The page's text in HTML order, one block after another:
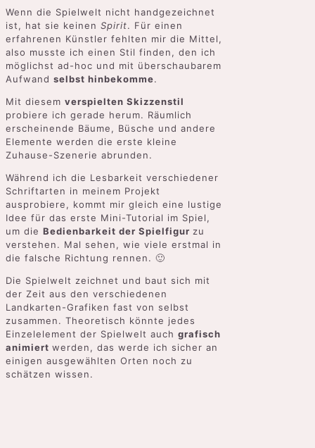
Wenn die Spielwelt nicht handgezeichnet
ist, hat sie keinen Spirit. Für einen
erfahrenen Künstler fehlten mir die Mittel,
also musste ich einen Stil finden, den ich
möglichst ad-hoc und mit überschaubarem
Aufwand selbst hinbekomme.
Mit diesem verspielten Skizzenstil
probiere ich gerade herum. Räumlich
erscheinende Bäume, Büsche und andere
Elemente werden die erste kleine
Zuhause-Szenerie abrunden.
Während ich die Lesbarkeit verschiedener
Schriftarten in meinem Projekt
ausprobiere, kommt mir gleich eine lustige
Idee für das erste Mini-Tutorial im Spiel,
um die Bedienbarkeit der Spielfigur zu
verstehen. Mal sehen, wie viele erstmal in
die falsche Richtung rennen. 🙂
Die Spielwelt zeichnet und baut sich mit
der Zeit aus den verschiedenen
Landkarten-Grafiken fast von selbst
zusammen. Theoretisch könnte jedes
Einzelelement der Spielwelt auch grafisch
animiert werden, das werde ich sicher an
einigen ausgewählten Orten noch zu
schätzen wissen.